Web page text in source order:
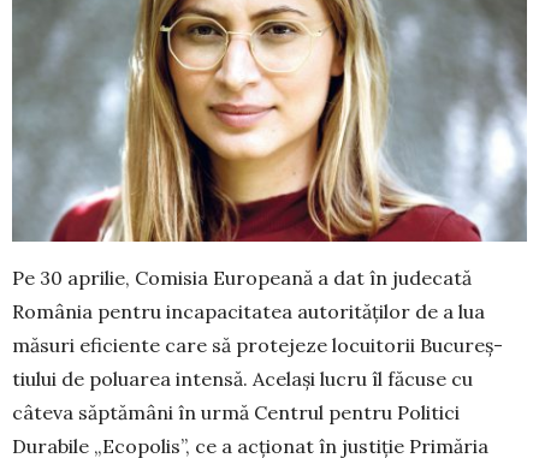
Pe 30 aprilie, Comisia Europeană a dat în judecată
România pentru incapa­ci­ta­tea autorităților de a lua
măsuri efi­ciente care să protejeze locuitorii Bucu­reș­
tiului de poluarea intensă. Același lucru îl făcuse cu
câteva săptămâni în urmă Centrul pentru Po­litici
Durabile „Ecopolis”, ce a acționat în jus­tiție Primăria